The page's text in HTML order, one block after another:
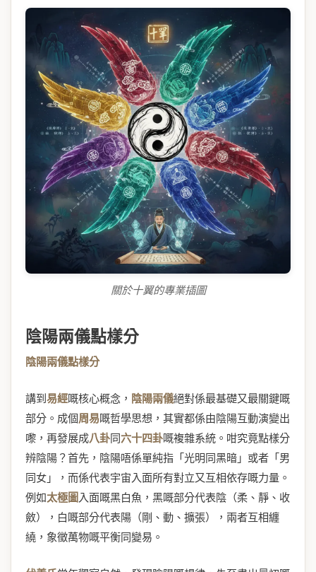
關於十翼的專業插圖
陰陽兩儀點樣分
陰陽兩儀點樣分
講到易經嘅核心概念， 陰陽兩儀絕對係最基礎又最關鍵嘅
部分。成個周易嘅哲學思想，其實都係由陰陽互動演變出
嚟，再發展成八卦同六十四卦嘅複雜系統。咁究竟點樣分
辨陰陽？首先，陰陽唔係單純指「光明同黑暗」或者「男
同女」，而係代表宇宙入面所有對立又互相依存嘅力量。
例如太極圖 入面嘅黑白魚，黑嘅部分代表陰（柔、靜、收
斂），白嘅部分代表陽（剛、動、擴張），兩者互相纏
繞，象徵萬物嘅平衡同變易。